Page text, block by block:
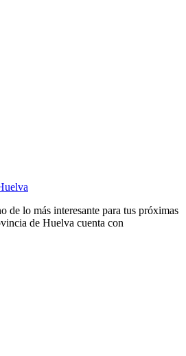
de lo más interesante para tus próximas
de Huelva cuenta con